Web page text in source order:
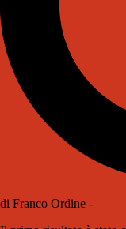
di Franco Ordine -